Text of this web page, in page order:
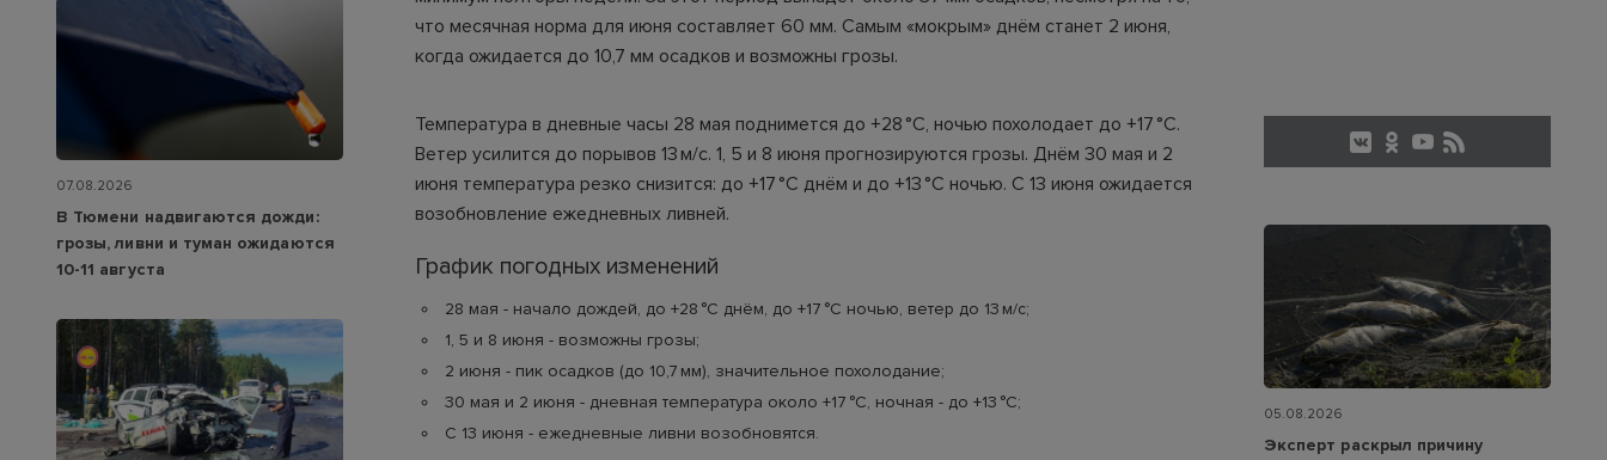
что месячная норма для июня составляет 60 мм. Самым «мокрым» днём станет 2 июня,
когда ожидается до 10,7 мм осадков и возможны грозы.
Температура в дневные часы 28 мая поднимется до +28 °C, ночью похолодает до +17 °C.
Ветер усилится до порывов 13 м/с. 1, 5 и 8 июня прогнозируются грозы. Днём 30 мая и 2
июня температура резко снизится: до +17 °C днём и до +13 °C ночью. С 13 июня ожидается
возобновление ежедневных ливней.
График погодных изменений
28 мая - начало дождей, до +28 °C днём, до +17 °C ночью, ветер до 13 м/с;
1, 5 и 8 июня - возможны грозы;
2 июня - пик осадков (до 10,7 мм), значительное похолодание;
30 мая и 2 июня - дневная температура около +17 °C, ночная - до +13 °C;
С 13 июня - ежедневные ливни возобновятся.
07.08.2026
В Тюмени надвигаются дожди:
грозы, ливни и туман ожидаются
10-11 августа
05.08.2026
Эксперт раскрыл причину